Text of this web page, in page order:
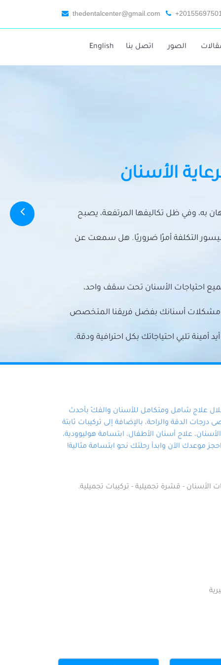
thedentalcenter@gmail.com
الصور اتصل بنا English
الأسنان
به، وفي ظل تكاليفها المرتفعة، يصبح
التكلفة أمرًا ضروريًا. هل سمعت عن
احتياجات الأسنان تحت سقف واحد،
مشكلات أسنانك بفضل فريقنا المتخصص
تلبي احتياجاتك بكل احترافية ودقة.
علاج شامل ومتكامل للأسنان والفكّ بأحدث
الدقة والراحة، بالإضافة إلى تركيبات ثابتة
علاج أسنان الأطفال، ابتسامة هوليوودية،
موعدك الآن وابدأ رحلتك نحو ابتسامة مثالية!
الأسنان - قشرة تجميلية - تركيبات تجميلية.